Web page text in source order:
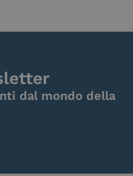
dal mondo della